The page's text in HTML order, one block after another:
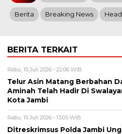
Berita Breaking News
BERITA TERKAIT
Rabu, 15 Juli 2026 - 22:06 WIB
Telur Asin Matang Berbahan
Aminah Telah Hadir Di
Kota Jambi
Rabu, 15 Juli 2026 - 13:05 WIB
Ditreskrimsus Polda Jambi